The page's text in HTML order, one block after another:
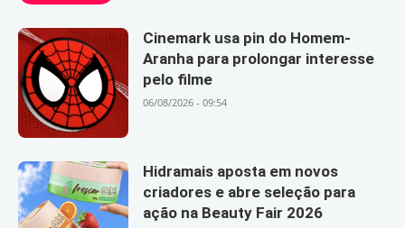
Cinemark usa pin do Homem-
Aranha para prolongar interesse
pelo filme
06/08/2026 - 09:54
Hidramais aposta em novos
criadores e abre seleção para
ação na Beauty Fair 2026